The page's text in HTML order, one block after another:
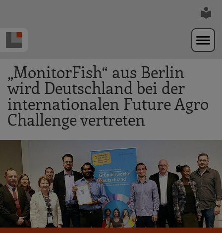
„MonitorFish“ aus Berlin
wird Deutschland bei der
internationalen Future Agro
Challenge vertreten